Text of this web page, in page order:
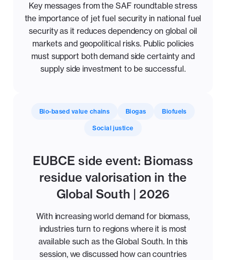
Key messages from the SAF roundtable stress
the importance of jet fuel security in national fuel
security as it reduces dependency on global oil
markets and geopolitical risks. Public policies
must support both demand side certainty and
supply side investment to be successful.
Bio-based value chains Biogas Biofuels
Social justice
EUBCE side event: Biomass
residue valorisation in the
Global South | 2026
With increasing world demand for biomass,
industries turn to regions where it is most
available such as the Global South. In this
session, we discussed how can countries